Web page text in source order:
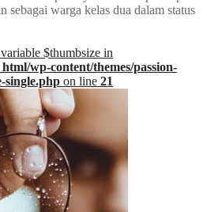
sebagai warga kelas dua dalam status
$thumbsize in
wp-content/themes/passion-
single.php on line 21